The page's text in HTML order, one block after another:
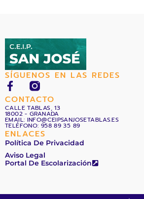
SÍGUENOS EN LAS REDES
F
a
c
e
b
o
o
k
-
CONTACTO
CALLE TABLAS, 13
18002 - GRANADA
EMAIL: INFO@CEIPSANJOSETABLAS.ES
TELÉFONO: 958 89 35 89
ENLACES
Política De Privacidad
Aviso Legal
Portal De Escolarización